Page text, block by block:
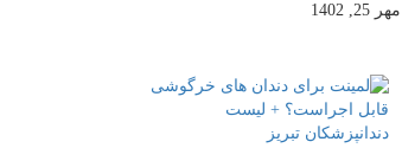
مهر 25, 1402